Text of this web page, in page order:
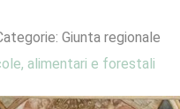
Giunta regionale
alimentari e forestali